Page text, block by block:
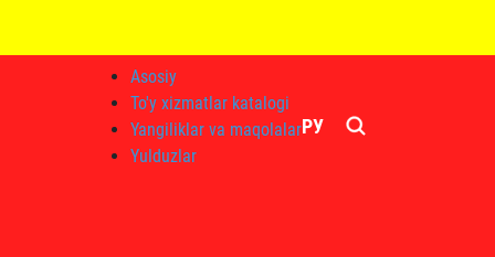
Asosiy
To'y xizmatlar katalogi
Yangiliklar va maqolalar
Yulduzlar
РУ